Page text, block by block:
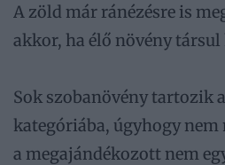
A zöld már ránézésre is
akkor, ha élő növény társul
Sok szobanövény tartozik
kategóriába, úgyhogy nem
a megajándékozott nem